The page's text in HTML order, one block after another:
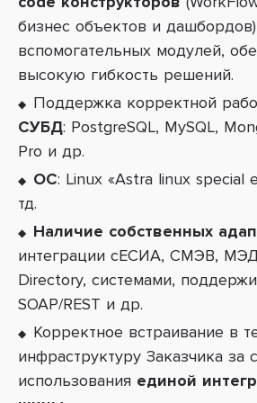
бизнес объектов и дашбордов
вспомогательных модулей,
высокую гибкость решений.
Поддержка корректной
СУБД: PostgreSQL, MySQL,
Pro и др.
ОС: Linux «Astra linux special
тд.
Наличие собственных
интеграции сЕСИА, СМЭВ,
Directory, системами,
SOAP/REST и др.
Корректное встраивание в
инфраструктуру Заказчика за
использования единой